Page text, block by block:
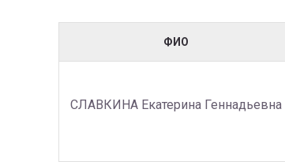
ФИО
СЛАВКИНА Екатерина Геннадьевна